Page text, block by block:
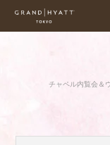
チャペル内覧会＆